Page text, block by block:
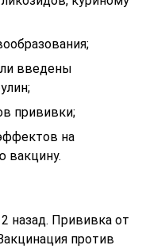
введены
прививки;
на
вакцину.
назад. Прививка от
против